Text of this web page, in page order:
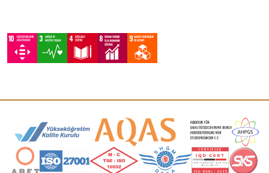
Akreditasyon ve Üyelik Logoları